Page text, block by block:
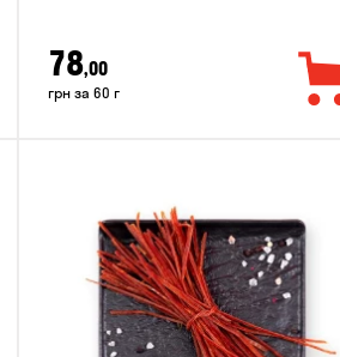
78,00
грн за 60 г